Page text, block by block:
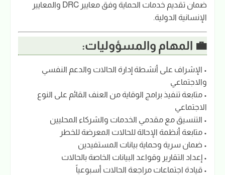
ضمان تقديم خدمات الحماية وفق معايير DRC والمعايير
الإنسانية الدولية.
💼 المهام والمسؤوليات:
• الإشراف على أنشطة إدارة الحالات والدعم النفسي
والاجتماعي
• متابعة تنفيذ برامج الوقاية من العنف القائم على النوع
الاجتماعي
• التنسيق مع مقدمي الخدمات والشركاء المحليين
• متابعة أنظمة الإحالة للحالات المعرضة للخطر
• ضمان سرية وحماية بيانات المستفيدين
• إعداد التقارير وقواعد البيانات الخاصة بالحالات
• قيادة اجتماعات مراجعة الحالات أسبوعياً